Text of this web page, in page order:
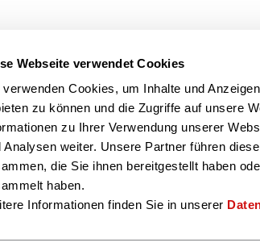
Webseite verwendet Cookies
verwenden Cookies, um Inhalte und
zu können und die Zugriffe auf unsere
zu Ihrer Verwendung unserer
Analysen weiter. Unsere Partner führen
die Sie ihnen bereitgestellt haben
haben.
Informationen finden Sie in unserer